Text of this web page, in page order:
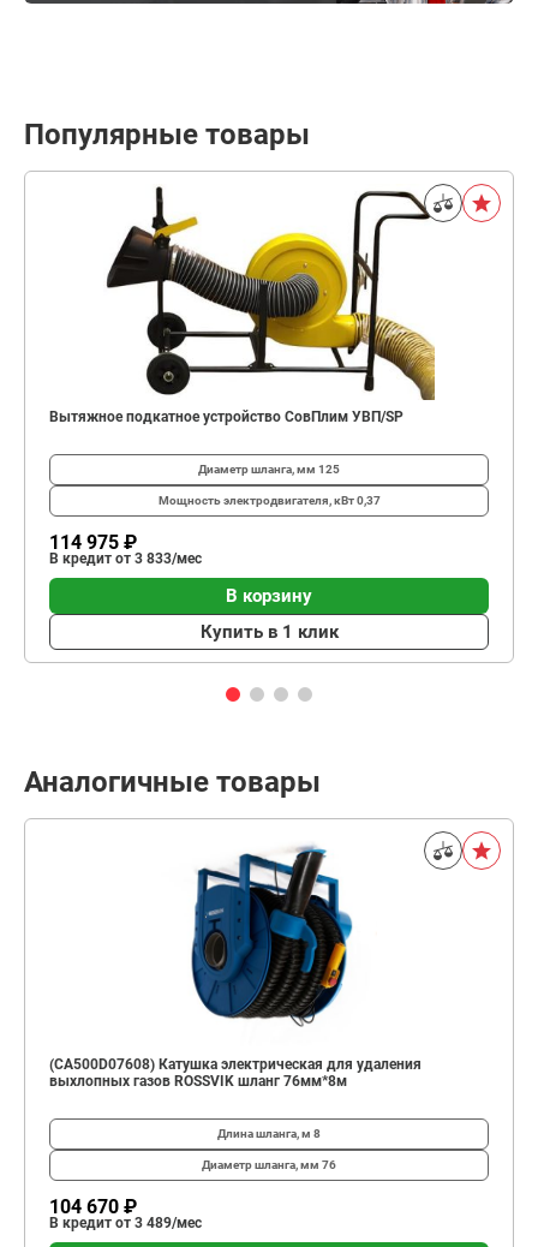
Популярные товары
Вытяжное подкатное устройство СовПлим УВП/SP
Диаметр шланга, мм 125
Мощность электродвигателя, кВт0,37
114 975 ₽
В кредит от 3 833/мес
В корзину
Купить в 1 клик
Аналогичные товары
(CA500D07608) Катушка электрическая для удаления
выхлопных газов ROSSVIK шланг 76мм*8м
Длина шланга, м 8
Диаметр шланга, мм 76
104 670 ₽
В кредит от 3 489/мес